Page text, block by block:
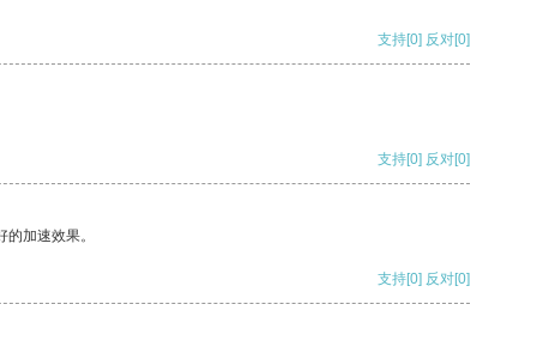
支持[0] 反对[0]
支持[0] 反对[0]
加速效果。
支持[0] 反对[0]